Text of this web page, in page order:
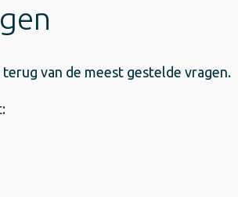
van de meest gestelde vragen.